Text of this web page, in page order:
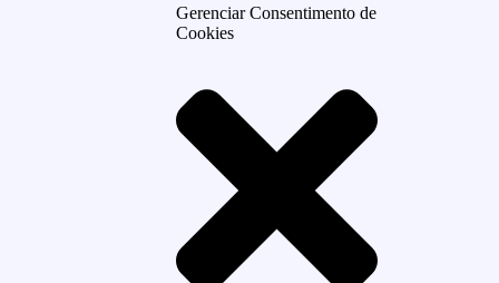
Gerenciar Consentimento de
Cookies